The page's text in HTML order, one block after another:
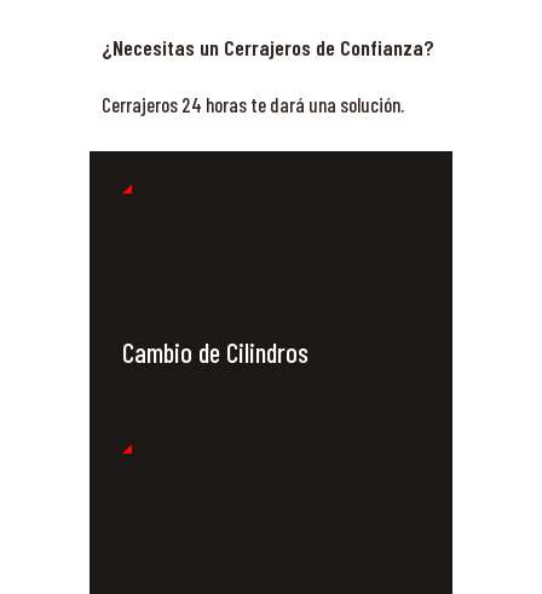
¿Necesitas un Cerrajeros de Confianza?
Cerrajeros 24 horas te dará una solución.
Cambio de Cilindros